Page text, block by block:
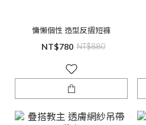
慵懶個性 造型反摺短褲
NT$780 NT$880